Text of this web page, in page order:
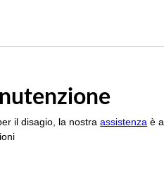
il disagio, la nostraassistenza è a